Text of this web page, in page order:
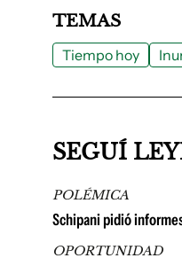
TEMAS
Tiempo hoy
SEGUÍ
POLÉMICA
Schipani pidió
OPORTUNIDAD